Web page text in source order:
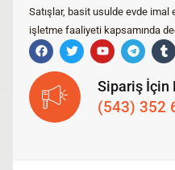
Satışlar, basit usulde evde imal
işletme faaliyeti kapsamında
Sipariş İçin
(543) 352